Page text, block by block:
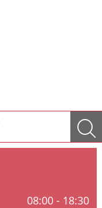
08:00 - 18:30